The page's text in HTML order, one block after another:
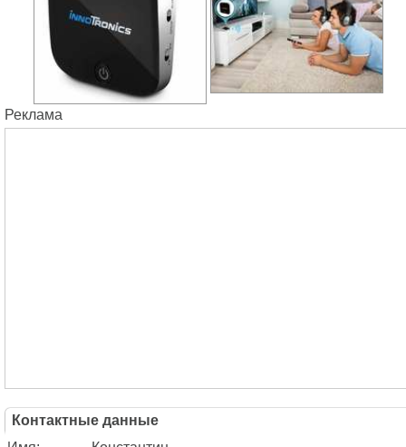
Реклама
Контактные данные